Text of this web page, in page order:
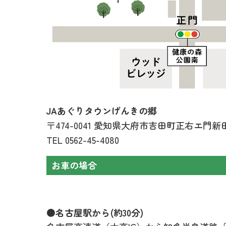
JAあぐりタウンげんきの郷
〒474-0041 愛知県大府市吉田町正右エ門新
TEL 0562-45-4080
お車の場合
●名古屋駅から(約30分)